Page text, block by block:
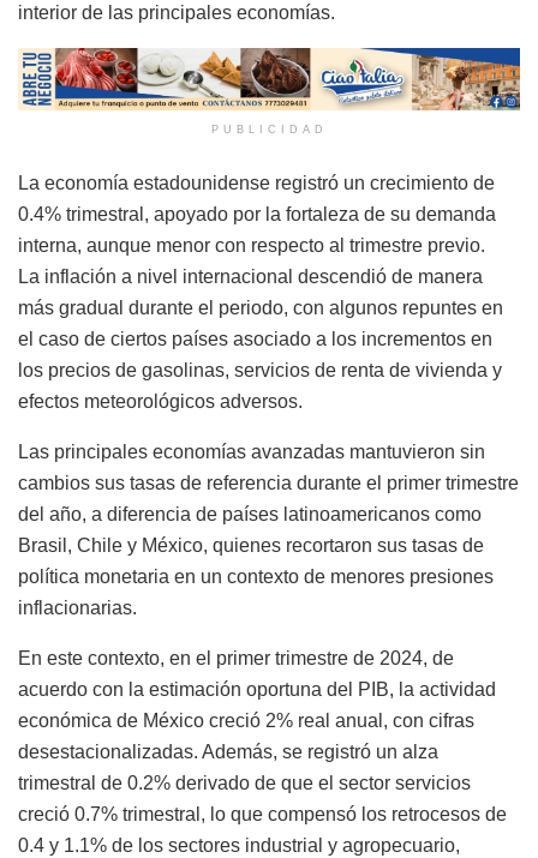
interior de las principales economías.
PUBLICIDAD
La economía estadounidense registró un crecimiento de
0.4% trimestral, apoyado por la fortaleza de su demanda
interna, aunque menor con respecto al trimestre previo.
La inflación a nivel internacional descendió de manera
más gradual durante el periodo, con algunos repuntes en
el caso de ciertos países asociado a los incrementos en
los precios de gasolinas, servicios de renta de vivienda y
efectos meteorológicos adversos.
Las principales economías avanzadas mantuvieron sin
cambios sus tasas de referencia durante el primer trimestre
del año, a diferencia de países latinoamericanos como
Brasil, Chile y México, quienes recortaron sus tasas de
política monetaria en un contexto de menores presiones
inflacionarias.
En este contexto, en el primer trimestre de 2024, de
acuerdo con la estimación oportuna del PIB, la actividad
económica de México creció 2% real anual, con cifras
desestacionalizadas. Además, se registró un alza
trimestral de 0.2% derivado de que el sector servicios
creció 0.7% trimestral, lo que compensó los retrocesos de
0.4 y 1.1% de los sectores industrial y agropecuario,